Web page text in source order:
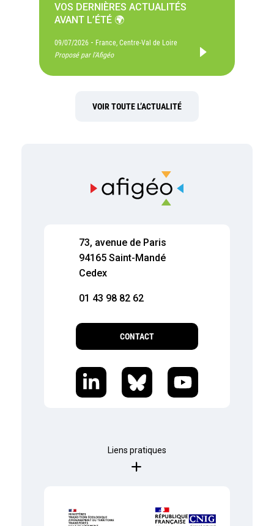
VOS DERNIÈRES ACTUALITÉS
AVANT L’ÉTÉ 🌍
09/07/2026 - France, Centre-Val de Loire
Proposé par l'Afigéo
VOIR TOUTE L’ACTUALITÉ
73, avenue de Paris
94165 Saint-Mandé
Cedex
01 43 98 82 62
CONTACT
Liens pratiques